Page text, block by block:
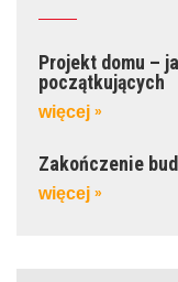
Projekt domu –
początkujących
więcej »
Zakończenie
więcej »